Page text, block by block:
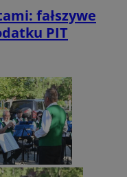
fałszywe
PIT